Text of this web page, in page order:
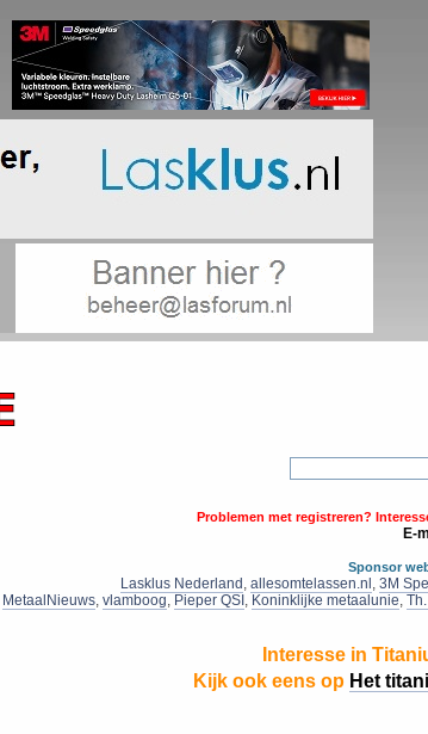
Problemen met registreren?
E-
Sponsor
Lasklus Nederland , allesomtelassen.nl , 3M
MetaalNieuws, vlamboog, Pieper QSI , Koninklijke metaalunie,
Interesse in
Kijk ook eens op Het